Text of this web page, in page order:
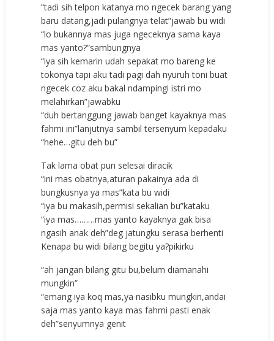
“tadi sih telpon katanya mo ngecek barang yang
baru datang,jadi pulangnya telat”jawab bu widi
“lo bukannya mas juga ngeceknya sama kaya
mas yanto?”sambungnya
“iya sih kemarin udah sepakat mo bareng ke
tokonya tapi aku tadi pagi dah nyuruh toni buat
ngecek coz aku bakal ndampingi istri mo
melahirkan”jawabku
“duh bertanggung jawab banget kayaknya mas
fahmi ini”lanjutnya sambil tersenyum kepadaku
“hehe…gitu deh bu”
Tak lama obat pun selesai diracik
“ini mas obatnya,aturan pakainya ada di
bungkusnya ya mas”kata bu widi
“iya bu makasih,permisi sekalian bu”kataku
“iya mas………mas yanto kayaknya gak bisa
ngasih anak deh”deg jatungku serasa berhenti
Kenapa bu widi bilang begitu ya?pikirku
“ah jangan bilang gitu bu,belum diamanahi
mungkin”
“emang iya koq mas,ya nasibku mungkin,andai
saja mas yanto kaya mas fahmi pasti enak
deh”senyumnya genit